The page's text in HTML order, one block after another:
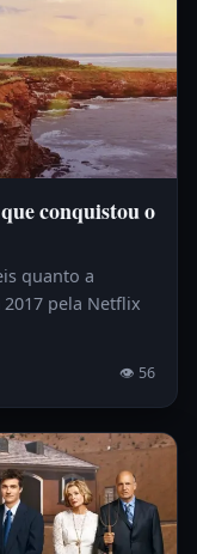
conquistou o
quanto a
2017 pela Netflix
👁 56